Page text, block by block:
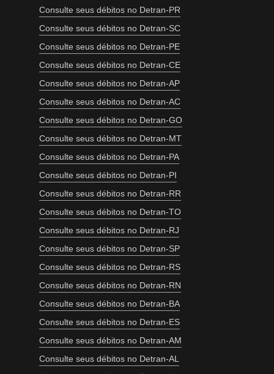
Consulte seus débitos no Detran-PR
Consulte seus débitos no Detran-SC
Consulte seus débitos no Detran-PE
Consulte seus débitos no Detran-CE
Consulte seus débitos no Detran-AP
Consulte seus débitos no Detran-AC
Consulte seus débitos no Detran-GO
Consulte seus débitos no Detran-MT
Consulte seus débitos no Detran-PA
Consulte seus débitos no Detran-PI
Consulte seus débitos no Detran-RR
Consulte seus débitos no Detran-TO
Consulte seus débitos no Detran-RJ
Consulte seus débitos no Detran-SP
Consulte seus débitos no Detran-RS
Consulte seus débitos no Detran-RN
Consulte seus débitos no Detran-BA
Consulte seus débitos no Detran-ES
Consulte seus débitos no Detran-AM
Consulte seus débitos no Detran-AL